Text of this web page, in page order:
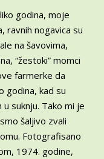
godina, moje
ravnih nogavica su
na šavovima,
“žestoki” momci
farmerke da
godina, kad su
suknju. Tako mi je
šaljivo zvali
Fotografisano
1974. godine,